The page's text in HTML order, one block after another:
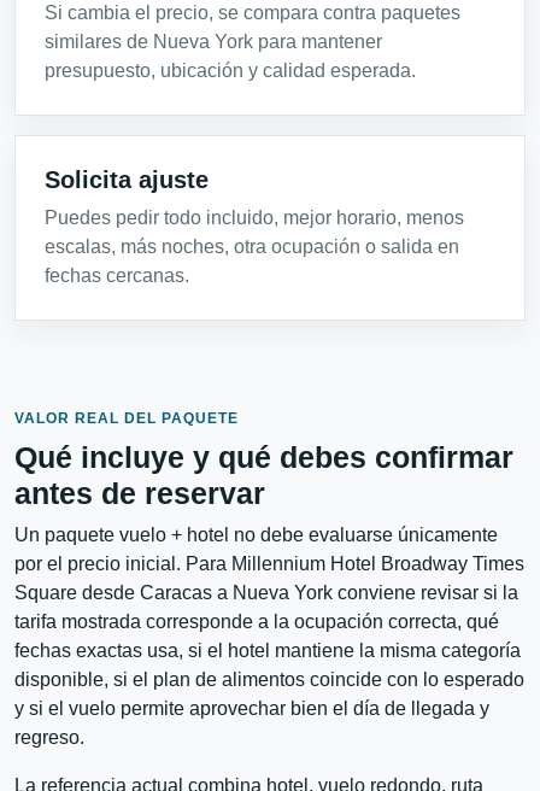
Si cambia el precio, se compara contra paquetes
similares de Nueva York para mantener
presupuesto, ubicación y calidad esperada.
Solicita ajuste
Puedes pedir todo incluido, mejor horario, menos
escalas, más noches, otra ocupación o salida en
fechas cercanas.
VALOR REAL DEL PAQUETE
Qué incluye y qué debes confirmar
antes de reservar
Un paquete vuelo + hotel no debe evaluarse únicamente
por el precio inicial. Para Millennium Hotel Broadway Times
Square desde Caracas a Nueva York conviene revisar si la
tarifa mostrada corresponde a la ocupación correcta, qué
fechas exactas usa, si el hotel mantiene la misma categoría
disponible, si el plan de alimentos coincide con lo esperado
y si el vuelo permite aprovechar bien el día de llegada y
regreso.
La referencia actual combina hotel, vuelo redondo, ruta